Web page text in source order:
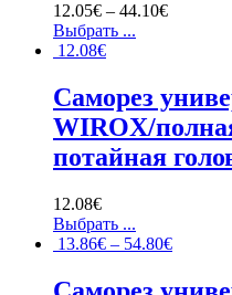
12.05€ – 44.10€
Выбрать ...
12.08€
Саморез
WIROX/
потайная
12.08€
Выбрать ...
13.86€ – 54.80€